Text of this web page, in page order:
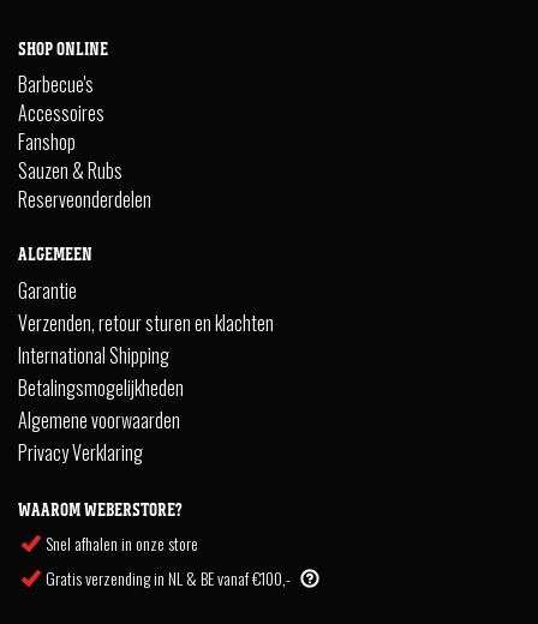
SHOP ONLINE
Barbecue's
Accessoires
Fanshop
Sauzen & Rubs
Reserveonderdelen
ALGEMEEN
Garantie
Verzenden, retour sturen en klachten
International Shipping
Betalingsmogelijkheden
Algemene voorwaarden
Privacy Verklaring
WAAROM WEBERSTORE?
Snel afhalen in onze store
Gratis verzending in NL & BE vanaf €100,-